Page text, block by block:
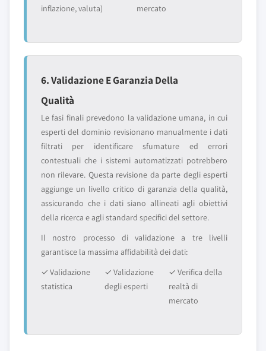
inflazione, valuta)
mercato
6. Validazione E Garanzia Della
Qualità
Le fasi finali prevedono la validazione umana, in cui
esperti del dominio revisionano manualmente i dati
filtrati per identificare sfumature ed errori
contestuali che i sistemi automatizzati potrebbero
non rilevare. Questa revisione da parte degli esperti
aggiunge un livello critico di garanzia della qualità,
assicurando che i dati siano allineati agli obiettivi
della ricerca e agli standard specifici del settore.
Il nostro processo di validazione a tre livelli
garantisce la massima affidabilità dei dati:
✓ Validazione
statistica
✓ Validazione
degli esperti
✓ Verifica della
realtà di
mercato